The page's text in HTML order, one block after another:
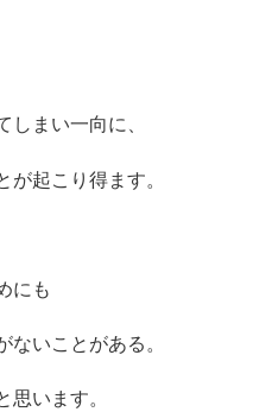
しまい一向に、
が起こり得ます。
にも
ないことがある。
思います。